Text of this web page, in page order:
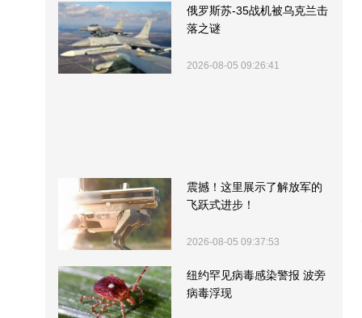
俄罗斯苏-35战机被乌克兰击
落之谜
2026-08-05 09:26:41
震撼！这里展示了解放军的
飞跃式进步！
2026-08-05 09:37:53
纽约罕见病毒感染警报 波旁
病毒浮现